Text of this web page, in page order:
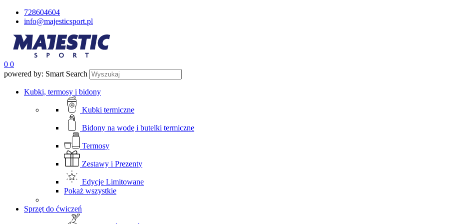
728604604
info@majesticsport.pl
0 0
powered by: Smart Search
Kubki, termosy i bidony
Kubki termiczne
Bidony na wodę i butelki termiczne
Termosy
Zestawy i Prezenty
Edycje Limitowane
Pokaż wszystkie
Sprzęt do ćwiczeń